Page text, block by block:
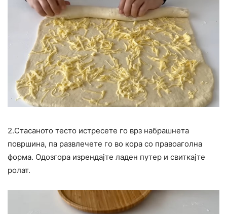
2.Стасаното тесто истресете го врз набрашнета
површина, па развлечете го во кора со правоаголна
форма. Одозгора изрендајте ладен путер и свиткајте
ролат.